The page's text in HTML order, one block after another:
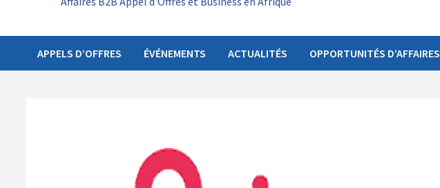
APPELS D’OFFRES ÉVÉNEMENTS ACTUALITÉS OPPORTUNITÉS D’AFFAIRES